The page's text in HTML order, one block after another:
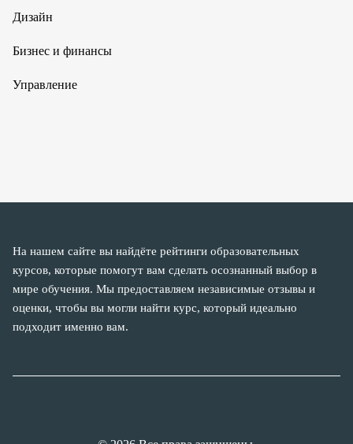
Дизайн
Бизнес и финансы
Управление
На нашем сайте вы найдёте рейтинги образовательных
курсов, которые помогут вам сделать осознанный выбор в
мире обучения. Мы предоставляем независимые отзывы и
оценки, чтобы вы могли найти курс, который идеально
подходит именно вам.